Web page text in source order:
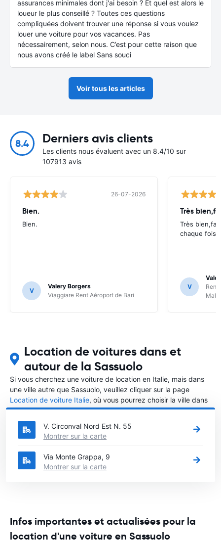
assurances minimales dont j'ai besoin ? Et quel est alors le
loueur le plus conseillé ? Toutes ces questions
compliquées doivent trouver une réponse si vous voulez
louer une voiture pour vos vacances. Pas
nécessairement, selon nous. C’est pour cette raison que
nous avons créé le label Sans souci
Voir tous les articles
8.4 Derniers avis clients
Les clients nous évaluent avec un 8.4/10 sur
107913 avis
26-07-2026
Bien.
Bien.
V
Valery Borgers
Viaggiare Rent Aéroport de Bari
Très
Très
chaque fois.
V
Location de voitures dans et
autour de la Sassuolo
Si vous cherchez une voiture de location en Italie, mais dans
une ville autre que Sassuolo, veuillez cliquer sur la page
Location de voiture Italie, où vous pourrez choisir la ville dans
le Italie où vous souhaitez louer une voiture.
V. Circonval Nord Est N. 55
Montrer sur la carte
Via Monte Grappa, 9
Montrer sur la carte
Infos importantes et actualisées pour la
location d'une voiture en Sassuolo